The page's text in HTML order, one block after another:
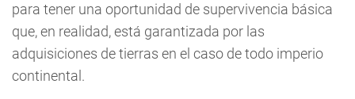
para tener una oportunidad de supervivencia básica
que, en realidad, está garantizada por las
adquisiciones de tierras en el caso de todo imperio
continental.